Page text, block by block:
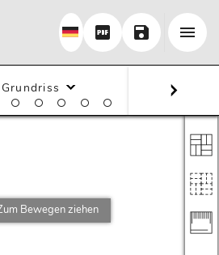
Grundriss
Bewegen ziehen